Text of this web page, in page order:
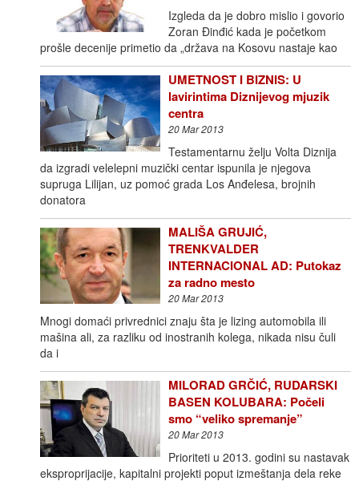
Izgleda da je dobro mislio i govorio
Zoran Đinđić kada je početkom
prošle decenije primetio da „država na Kosovu nastaje kao
UMETNOST I BIZNIS: U
lavirintima Diznijevog mjuzik
centra
20 Mar 2013
Testamentarnu želju Volta Diznija
da izgradi velelepni muzički centar ispunila je njegova
supruga Lilijan, uz pomoć grada Los Anđelesa, brojnih
donatora
MALIŠA GRUJIĆ,
TRENKVALDER
INTERNACIONAL AD: Putokaz
za radno mesto
20 Mar 2013
Mnogi domaći privrednici znaju šta je lizing automobila ili
mašina ali, za razliku od inostranih kolega, nikada nisu čuli
da i
MILORAD GRČIĆ, RUDARSKI
BASEN KOLUBARA: Počeli
smo “veliko spremanje”
20 Mar 2013
Prioriteti u 2013. godini su nastavak
eksproprijacije, kapitalni projekti poput izmeštanja dela reke